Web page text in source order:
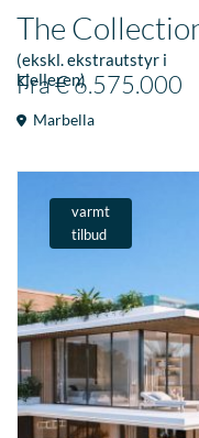
The
(ekskl. ekstrautstyr i
kjelleren)
Fra€ 6.575.000
Marbella
varmt
tilbud